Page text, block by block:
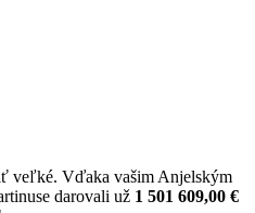
veľké. Vďaka vašim Anjelským
darovali už 1 501 609,00 €